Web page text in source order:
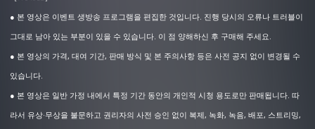
선행 판매 (추첨)
● 본 영상은 이벤트 생방송 프로그램을 편집한 것입니다. 진행 당시의 오류나 트러블이
그대로 남아 있는 부분이 있을 수 있습니다. 이 점 양해하신 후 구매해 주세요.
● 본 영상의 가격, 대여 기간, 판매 방식 및 본 주의사항 등은 사전 공지 없이 변경될 수
있습니다.
● 본 영상은 일반 가정 내에서 특정 기간 동안의 개인적 시청 용도로만 판매됩니다. 따
라서 유상·무상을 불문하고 권리자의 사전 승인 없이 복제, 녹화, 녹음, 배포, 스트리밍,